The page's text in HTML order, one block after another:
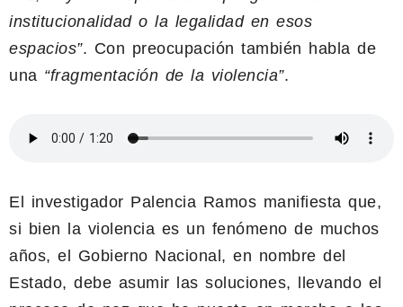
institucionalidad o la legalidad en esos
espacios”. Con preocupación también habla de
una “fragmentación de la violencia”.
El investigador Palencia Ramos manifiesta que,
si bien la violencia es un fenómeno de muchos
años, el Gobierno Nacional, en nombre del
Estado, debe asumir las soluciones, llevando el